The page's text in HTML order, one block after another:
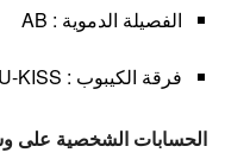
الفصيلة الدموية : AB
فرقة الكيبوب : U-KISS
الحسابات الشخصية على